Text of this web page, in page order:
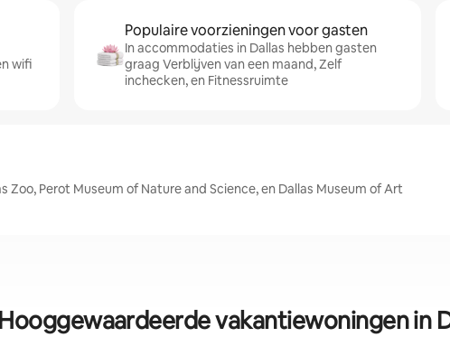
wifi
Populaire voorzieningen voor gasten
In accommodaties in Dallas hebben gasten
graag Verblijven van een maand, Zelf
inchecken, en Fitnessruimte
Zoo, Perot Museum of Nature and Science, en Dallas Museum of Art
Hooggewaardeerde vakantiewoningen in